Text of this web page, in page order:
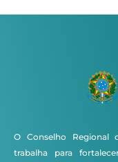
O Conselho Regional
trabalha para